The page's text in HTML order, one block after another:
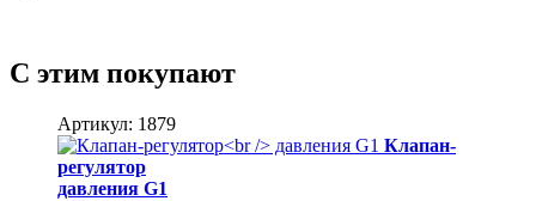
С этим покупают
Артикул: 1879
Клапан-
регулятор
давления G1